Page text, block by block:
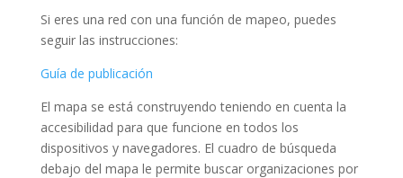
Si eres una red con una función de mapeo, puedes
seguir las instrucciones:
Guía de publicación
El mapa se está construyendo teniendo en cuenta la
accesibilidad para que funcione en todos los
dispositivos y navegadores. El cuadro de búsqueda
debajo del mapa le permite buscar organizaciones por